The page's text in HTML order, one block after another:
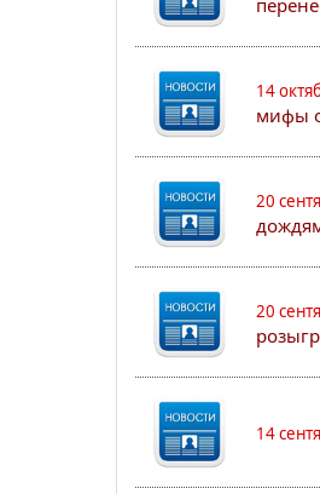
14
мифы
20
20
14